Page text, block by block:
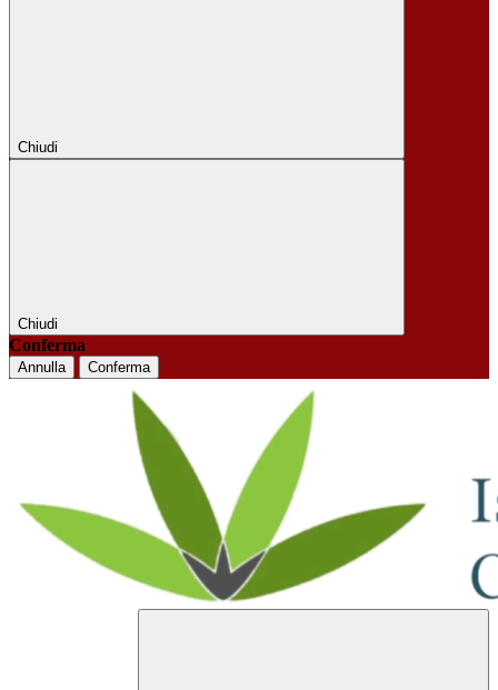
Chiudi
Chiudi
Conferma
Annulla Conferma